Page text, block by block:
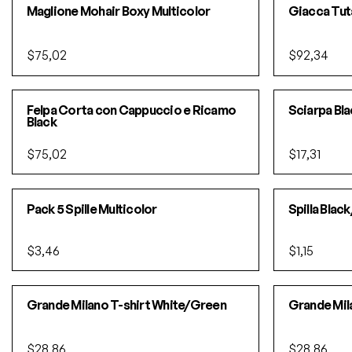
Maglione Mohair Boxy Multicolor
$75,02
Giacca
$92,34
Felpa Corta con Cappuccio e Ricamo
Black
$75,02
Sciarpa
$17,31
Pack 5 Spille Multicolor
$3,46
Spilla
$1,15
Grande Milano T-shirt White/Green Grande